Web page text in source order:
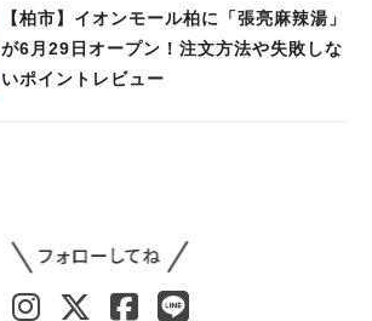
【柏市】イオンモール柏に「張亮麻辣湯」
が6月29日オープン！注文方法や失敗しな
いポイントレビュー